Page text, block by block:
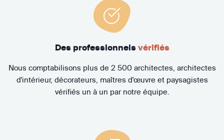
Des professionnels vérifiés
Nous comptabilisons plus de 2 500 architectes, architectes
d'intérieur, décorateurs, maîtres d'œuvre et paysagistes
vérifiés un à un par notre équipe.